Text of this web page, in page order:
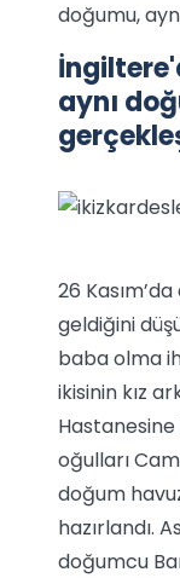
doğumu,
aynı
26
geldiğini
baba olma
ikisinin kız
oğulları
doğum
hazırlandı.
doğumcu